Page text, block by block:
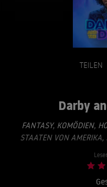
TEILEN
Darby
FANTASY, KOMÖDIEN,
STAATEN VON